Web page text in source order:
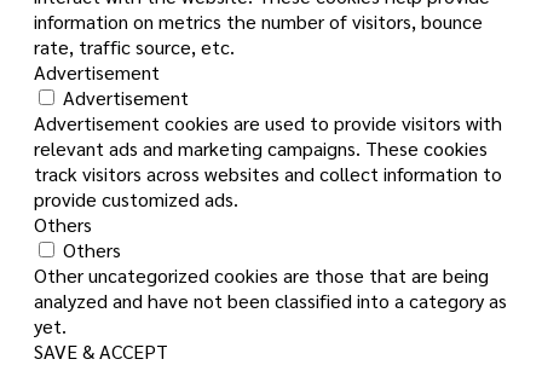
information on metrics the number of visitors, bounce
rate, traffic source, etc.
Advertisement
Advertisement
Advertisement cookies are used to provide visitors with
relevant ads and marketing campaigns. These cookies
track visitors across websites and collect information to
provide customized ads.
Others
Others
Other uncategorized cookies are those that are being
analyzed and have not been classified into a category as
yet.
SAVE & ACCEPT